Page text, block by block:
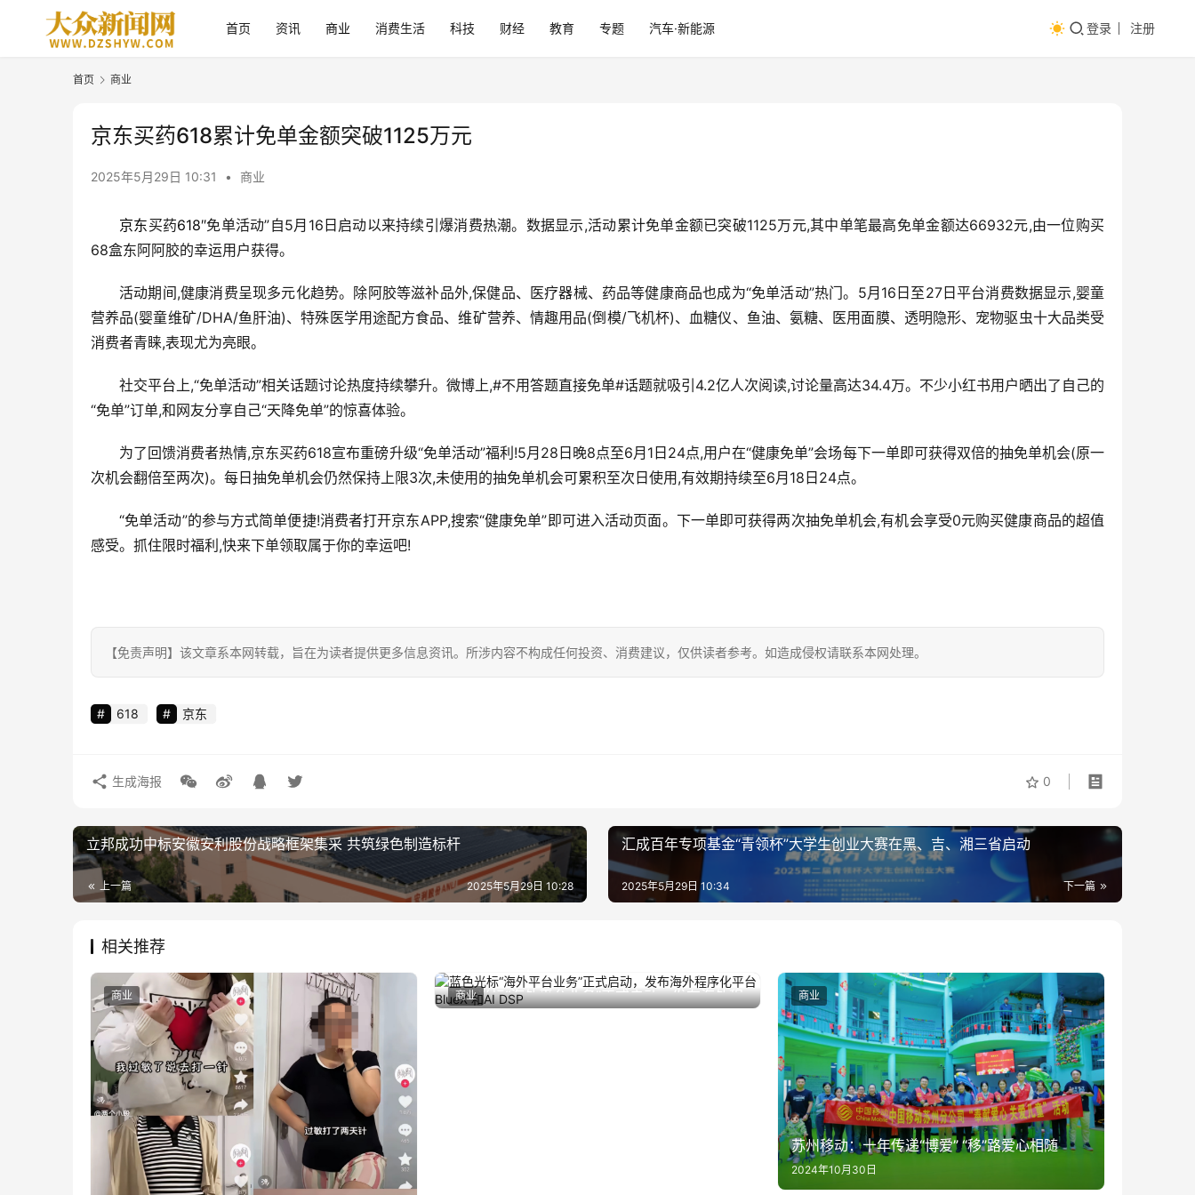
首页 资讯 商业 消费生活 科技 财经 教育 专题 汽车·新能源 登录 注册
首页 商业
京东买药618累计免单金额突破1125万元
2025年5月29日 10:31 • 商业
京东买药618″免单活动”自5月16日启动以来持续引爆消费热潮。数据显示,活动累计免单金额已突破1125万元,其中单笔最高免单金额达66932元,由一位购买
68盒东阿阿胶的幸运用户获得。
活动期间,健康消费呈现多元化趋势。除阿胶等滋补品外,保健品、医疗器械、药品等健康商品也成为“免单活动”热门。5月16日至27日平台消费数据显示,婴童
营养品(婴童维矿/DHA/鱼肝油)、特殊医学用途配方食品、维矿营养、情趣用品(倒模/飞机杯)、血糖仪、鱼油、氨糖、医用面膜、透明隐形、宠物驱虫十大品类受
消费者青睐,表现尤为亮眼。
社交平台上,“免单活动”相关话题讨论热度持续攀升。微博上,#不用答题直接免单#话题就吸引4.2亿人次阅读,讨论量高达34.4万。不少小红书用户晒出了自己的
“免单”订单,和网友分享自己“天降免单”的惊喜体验。
为了回馈消费者热情,京东买药618宣布重磅升级“免单活动”福利!5月28日晚8点至6月1日24点,用户在“健康免单”会场每下一单即可获得双倍的抽免单机会(原一
次机会翻倍至两次)。每日抽免单机会仍然保持上限3次,未使用的抽免单机会可累积至次日使用,有效期持续至6月18日24点。
“免单活动”的参与方式简单便捷!消费者打开京东APP,搜索“健康免单”即可进入活动页面。下一单即可获得两次抽免单机会,有机会享受0元购买健康商品的超值
感受。抓住限时福利,快来下单领取属于你的幸运吧!
【免责声明】该文章系本网转载，旨在为读者提供更多信息资讯。所涉内容不构成任何投资、消费建议，仅供读者参考。如造成侵权请联系本网处理。
618 京东
0
生成海报
立邦成功中标安徽安利股份战略框架集采 共筑绿色制造标杆
上一篇 2025年5月29日 10:28
汇成百年专项基金“青领杯”大学生创业大赛在黑、吉、湘三省启动
下一篇
2025年5月29日 10:34
相关推荐
商业
蓝色光标“海外平台业务”正式启动，发布海外程
2024年11月12日
商业
苏州移动：十年传递“博爱” “移”路爱心相随
2024年10月30日
商业